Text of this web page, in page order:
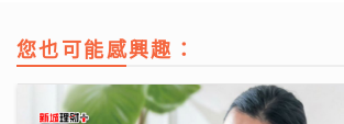
您也可能感興趣：